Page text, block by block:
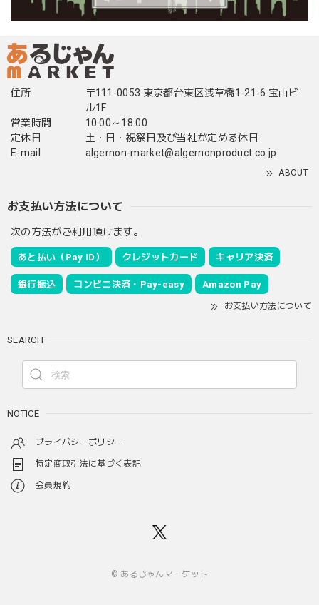
住所
〒111-0053 東京都台東区浅草橋1-21-6 宝山ビ
ル1F
営業時間
10:00～18:00
定休日
土・日・祝祭日及び当社が定める休日
E-mail
algernon-market@algernonproduct.co.jp
ABOUT
お支払い方法について
次の方法がご利用頂けます。
あと払い（Pay ID） クレジットカード キャリア決済
銀行振込 コンビニ決済・Pay-easy Amazon Pay
お支払い方法について
SEARCH
NOTICE
プライバシーポリシー
特定商取引法に基づく表記
会員規約
© あるじゃんマーケット